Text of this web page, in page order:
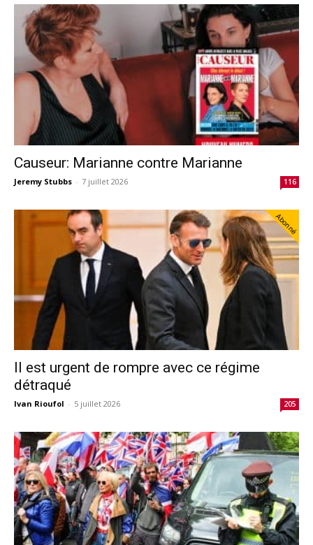
Causeur: Marianne contre Marianne
Jeremy Stubbs - 7 juillet 2026 116
Abonné
Il est urgent de rompre avec ce régime
détraqué
Ivan Rioufol - 5 juillet 2026 205